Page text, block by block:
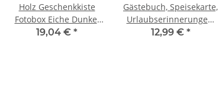
Holz Geschenkkiste
Fotobox Eiche Dunkel
Sammelbox 2,4 Liter
19,04 € *
Gästebuch, Speisekarte,
Urlaubserinnerungen,
ein universeller DIN-
12,99 € *